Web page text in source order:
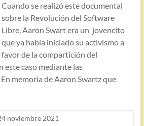
Cuando se realizó este documental
sobre la Revolución del Software
Libre, Aaron Swart era un jovencito
que ya había iniciado su activismo a
favor de la compartición del
este caso mediante las
En memoria de Aaron Swartz que
noviembre 2021